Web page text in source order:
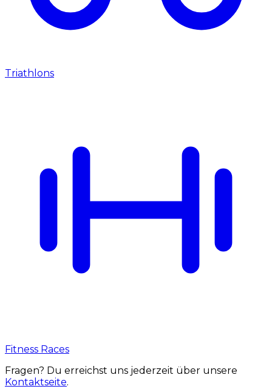
Triathlons
Fitness Races
Fragen? Du erreichst uns jederzeit über unsere
Kontaktseite.